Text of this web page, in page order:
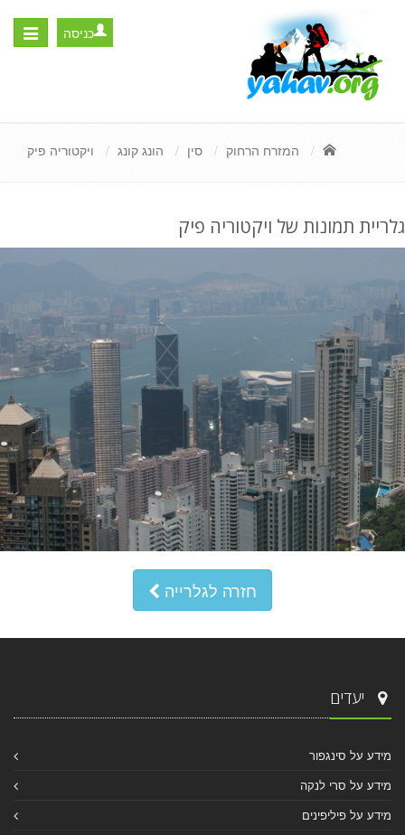
Toggle
כניסה
המזרח הרחוק סין הונג קונג ויקטוריה פיק
גלריית תמונות של ויקטוריה פיק
חזרה לגלרייה
יעדים
מידע על סינגפור
מידע על סרי לנקה
מידע על פיליפינים